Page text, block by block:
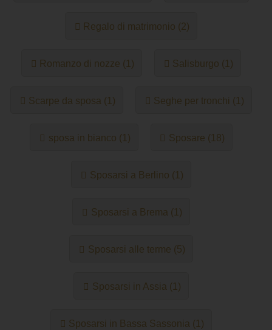
Regalo di matrimonio (2)
Romanzo di nozze (1) Salisburgo (1)
Scarpe da sposa (1) Seghe per tronchi (1)
sposa in bianco (1) Sposare (18)
Sposarsi a Berlino (1)
Sposarsi a Brema (1)
Sposarsi alle terme (5)
Sposarsi in Assia (1)
Sposarsi in Bassa Sassonia (1)